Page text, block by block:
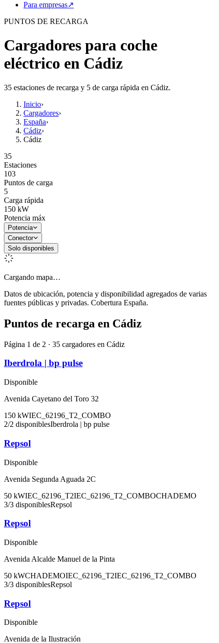
Para empresas↗
PUNTOS DE RECARGA
Cargadores para coche
eléctrico en Cádiz
35 estaciones de recarga y 5 de carga rápida en Cádiz.
Inicio›
Cargadores›
España›
Cádiz›
Cádiz
35
Estaciones
103
Puntos de carga
5
Carga rápida
150 kW
Potencia máx
Potencia
Conector
Solo disponibles
Cargando mapa…
Datos de ubicación, potencia y disponibilidad agregados de varias
fuentes públicas y privadas. Cobertura España.
Puntos de recarga en Cádiz
Página 1 de 2 · 35 cargadores en Cádiz
Iberdrola | bp pulse
Disponible
Avenida Cayetano del Toro 32
150 kWIEC_62196_T2_COMBO
2/2 disponiblesIberdrola | bp pulse
Repsol
Disponible
Avenida Segunda Aguada 2C
50 kWIEC_62196_T2IEC_62196_T2_COMBOCHADEMO
3/3 disponiblesRepsol
Repsol
Disponible
Avenida Alcalde Manuel de la Pinta
50 kWCHADEMOIEC_62196_T2IEC_62196_T2_COMBO
3/3 disponiblesRepsol
Repsol
Disponible
Avenida de la Ilustración